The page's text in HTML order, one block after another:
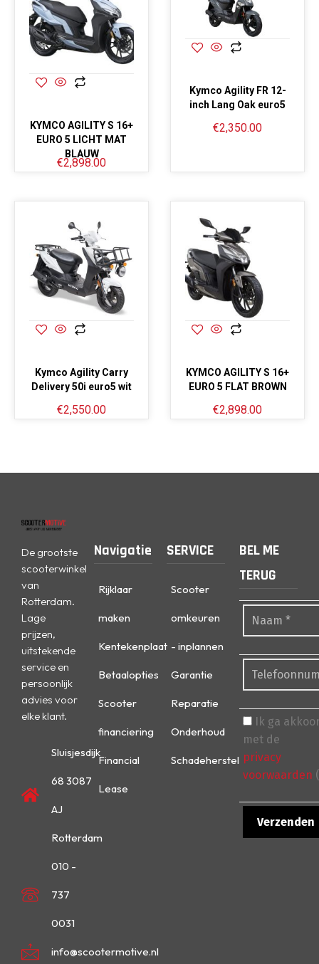
Opvoeren
Afstelling op ±54 km/u (gedoogde snelheid)
KYMCO AGILITY S 16+
EURO 5 LICHT MAT
BLAUW
€2,898.00
Kymco Agility FR 12-
inch Lang Oak euro5
€2,350.00
Kymco Agility Carry
Delivery 50i euro5 wit
€2,550.00
KYMCO AGILITY S 16+
EURO 5 FLAT BROWN
€2,898.00
De grootste
scooterwinkel
van
Rotterdam.
Lage
prijzen,
uitstekende
service en
persoonlijk
advies voor
elke klant.
Sluisjesdijk
68 3087
AJ
Rotterdam
010 -
737
0031
info@scootermotive.nl
Navigatie
Rijklaar
maken
Kentekenplaat
Betaalopties
Scooter
financiering
Financial
Lease
SERVICE
Scooter
omkeuren
- inplannen
Garantie
Reparatie
Onderhoud
Schadeherstel
BEL ME
TERUG
Ik ga
met de
privacy
voorwaarden